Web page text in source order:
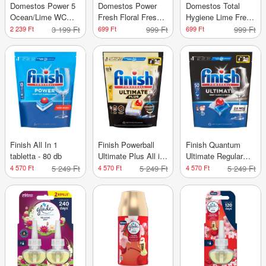
Domestos Power 5
Ocean/Lime WC
illatosító 6x50 g -
300 g
2 239 Ft 3 199 Ft
Domestos Power
Fresh Floral Fresh
WC tisztító gél -
700 ml
699 Ft 999 Ft
Domestos Total
Hygiene Lime Fresh
WC tisztító gél -
700 ml
699 Ft 999 Ft
Finish All In 1
tabletta - 80 db
4 570 Ft 5 249 Ft
Finish Powerball
Ultimate Plus All in
1 Citrom
mosogatógép
kapszula - 45 db
4 570 Ft 5 249 Ft
Finish Quantum
Ultimate Regular
mosogatótabletta -
50 db
4 570 Ft 5 249 Ft